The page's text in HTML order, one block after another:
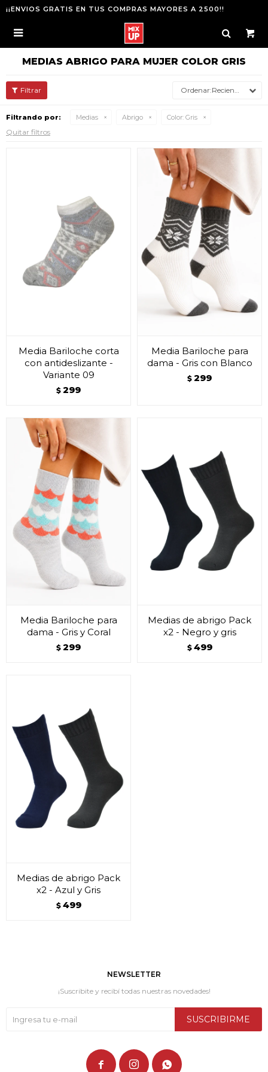
¡¡ENVIOS GRATIS EN TUS COMPRAS MAYORES A 2500!!

MEDIAS ABRIGO PARA MUJER COLOR GRIS
Recientes
Filtrando por: Medias Abrigo Color: Gris
Quitar filtros
Media Bariloche corta
con antideslizante -
Variante 09
$ 299
Media Bariloche para
dama - Gris con Blanco
$ 299
Media Bariloche para
dama - Gris y Coral
$ 299
Medias de abrigo Pack
x2 - Negro y gris
$ 499
Medias de abrigo Pack
x2 - Azul y Gris
$ 499
NEWSLETTER
¡Suscribite y recibí todas nuestras novedades!
SUSCRIBIRME
  